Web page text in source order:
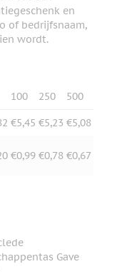
en
of bedrijfsnaam,
wordt.
100 250 500
€5,45 €5,23 €5,08
€0,99 €0,78 €0,67
Gave